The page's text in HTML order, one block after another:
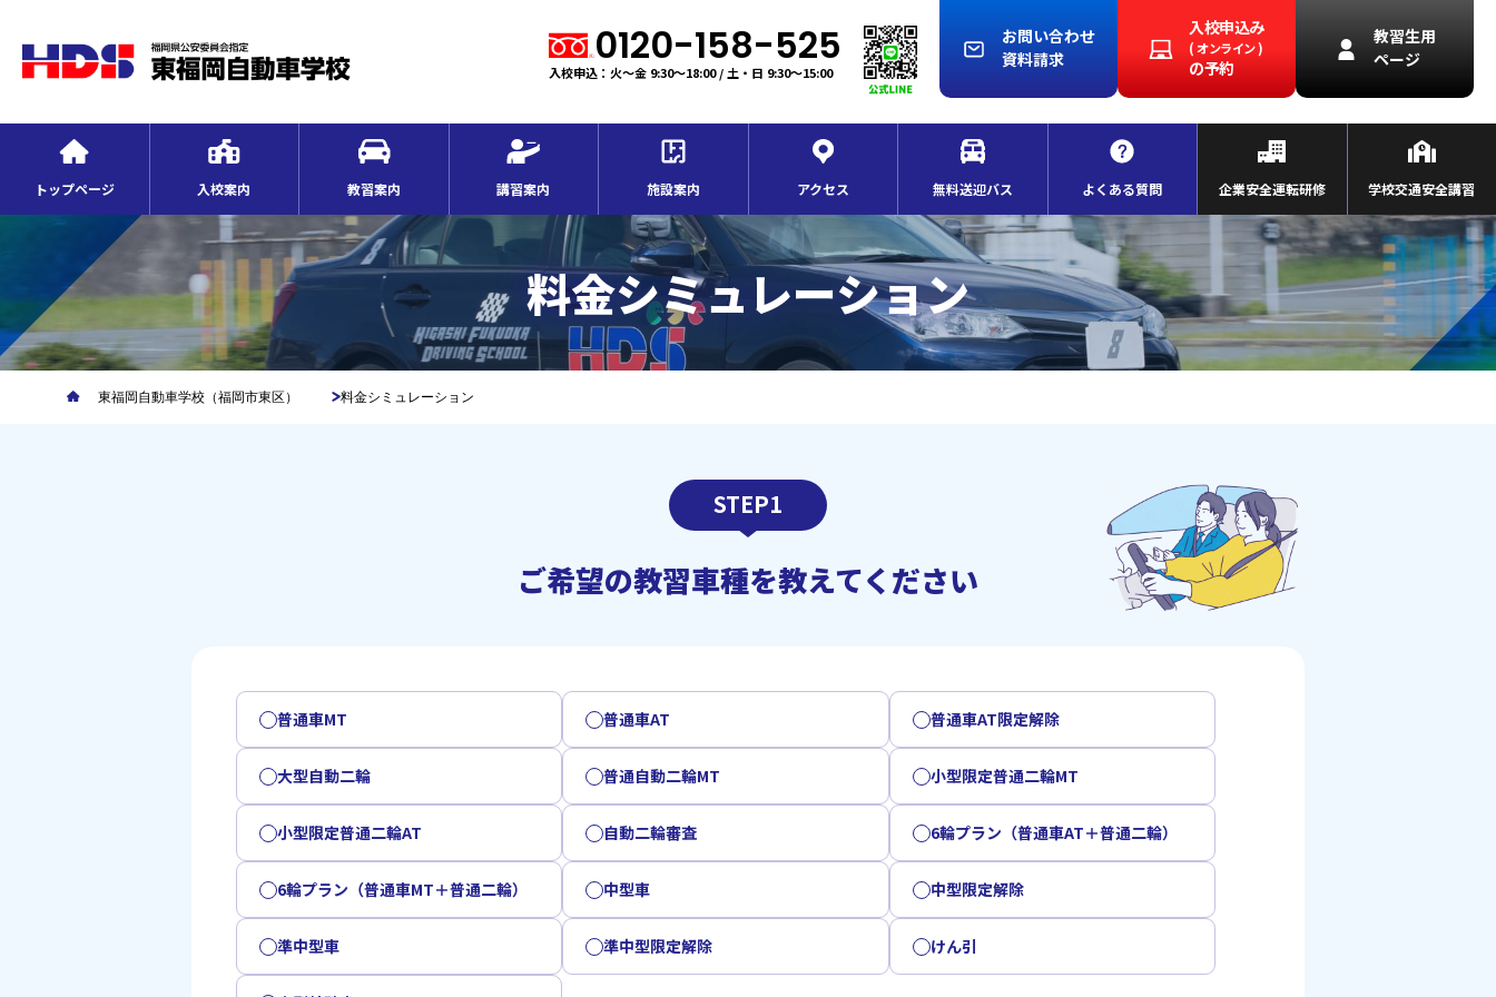
0120-158-525
入校申込：火～金 9:30～18:00 / 土・日 9:30～15:00
お問い合わせ
資料請求
入校申込み
( オンライン )
の予約
教習生用
ページ
トップページ 入校案内 教習案内 講習案内 施設案内 アクセス 無料送迎バス よくある質問 企業安全運転研修 学校交通安全講習
料金シミュレーション
東福岡自動車学校（福岡市東区） 料金シミュレーション
STEP1
ご希望の教習車種を教えてください
普通車MT 普通車AT 普通車AT限定解除
大型自動二輪 普通自動二輪MT 小型限定普通二輪MT
小型限定普通二輪AT 自動二輪審査 6輪プラン（普通車AT＋普通二輪）
6輪プラン（普通車MT＋普通二輪） 中型車 中型限定解除
準中型車 準中型限定解除 けん引